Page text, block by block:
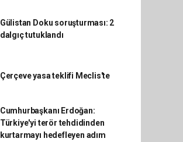
Gülistan Doku soruşturması: 2
dalgıç tutuklandı
Çerçeve yasa teklifi Meclis'te
Cumhurbaşkanı Erdoğan:
Türkiye'yi terör tehdidinden
kurtarmayı hedefleyen adım